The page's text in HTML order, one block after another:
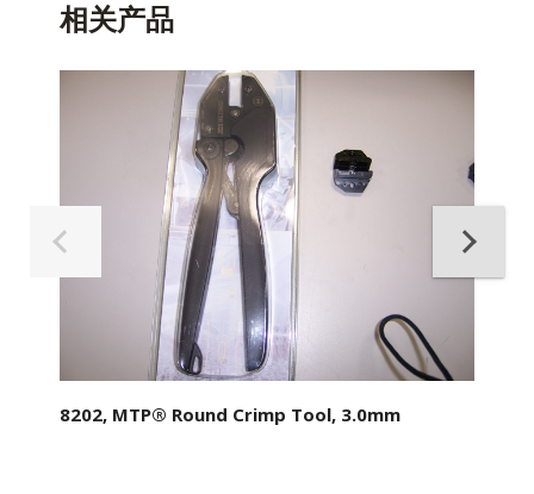
相关产品
8202, MTP® Round Crimp Tool, 3.0mm